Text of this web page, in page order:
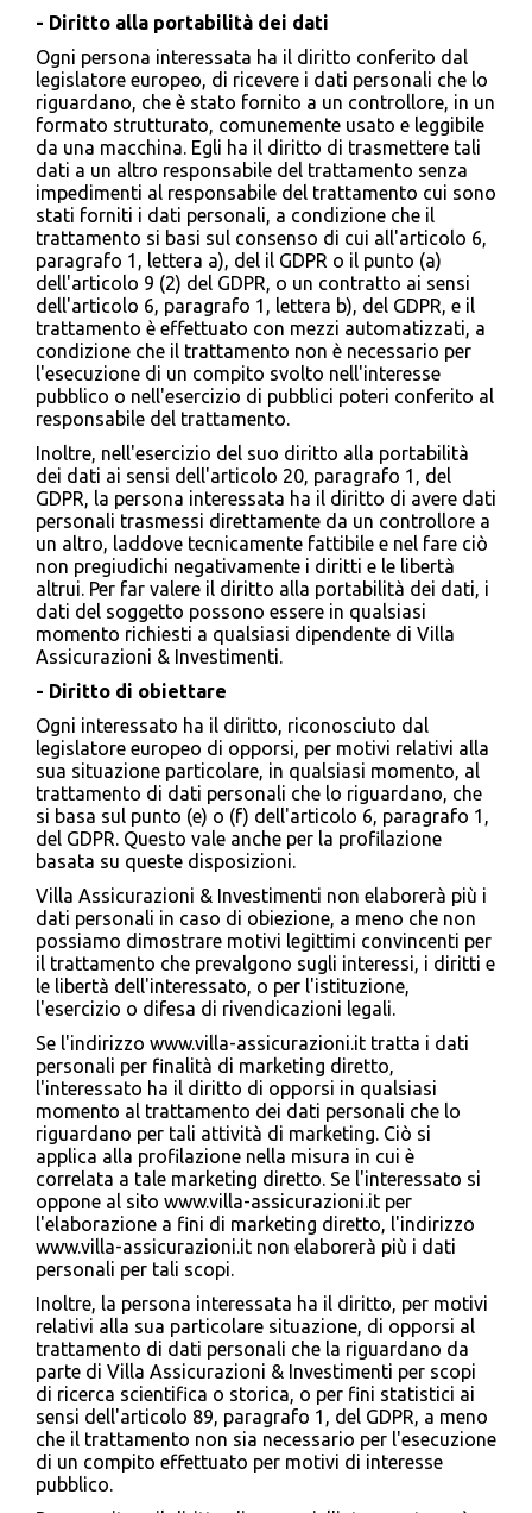
- Diritto alla portabilità dei dati
Ogni persona interessata ha il diritto conferito dal
legislatore europeo, di ricevere i dati personali che lo
riguardano, che è stato fornito a un controllore, in un
formato strutturato, comunemente usato e leggibile
da una macchina. Egli ha il diritto di trasmettere tali
dati a un altro responsabile del trattamento senza
impedimenti al responsabile del trattamento cui sono
stati forniti i dati personali, a condizione che il
trattamento si basi sul consenso di cui all'articolo 6,
paragrafo 1, lettera a), del il GDPR o il punto (a)
dell'articolo 9 (2) del GDPR, o un contratto ai sensi
dell'articolo 6, paragrafo 1, lettera b), del GDPR, e il
trattamento è effettuato con mezzi automatizzati, a
condizione che il trattamento non è necessario per
l'esecuzione di un compito svolto nell'interesse
pubblico o nell'esercizio di pubblici poteri conferito al
responsabile del trattamento.
Inoltre, nell'esercizio del suo diritto alla portabilità
dei dati ai sensi dell'articolo 20, paragrafo 1, del
GDPR, la persona interessata ha il diritto di avere dati
personali trasmessi direttamente da un controllore a
un altro, laddove tecnicamente fattibile e nel fare ciò
non pregiudichi negativamente i diritti e le libertà
altrui. Per far valere il diritto alla portabilità dei dati, i
dati del soggetto possono essere in qualsiasi
momento richiesti a qualsiasi dipendente di Villa
Assicurazioni & Investimenti.
- Diritto di obiettare
Ogni interessato ha il diritto, riconosciuto dal
legislatore europeo di opporsi, per motivi relativi alla
sua situazione particolare, in qualsiasi momento, al
trattamento di dati personali che lo riguardano, che
si basa sul punto (e) o (f) dell'articolo 6, paragrafo 1,
del GDPR. Questo vale anche per la profilazione
basata su queste disposizioni.
Villa Assicurazioni & Investimenti non elaborerà più i
dati personali in caso di obiezione, a meno che non
possiamo dimostrare motivi legittimi convincenti per
il trattamento che prevalgono sugli interessi, i diritti e
le libertà dell'interessato, o per l'istituzione,
l'esercizio o difesa di rivendicazioni legali.
Se l'indirizzo www.villa-assicurazioni.it tratta i dati
personali per finalità di marketing diretto,
l'interessato ha il diritto di opporsi in qualsiasi
momento al trattamento dei dati personali che lo
riguardano per tali attività di marketing. Ciò si
applica alla profilazione nella misura in cui è
correlata a tale marketing diretto. Se l'interessato si
oppone al sito www.villa-assicurazioni.it per
l'elaborazione a fini di marketing diretto, l'indirizzo
www.villa-assicurazioni.it non elaborerà più i dati
personali per tali scopi.
Inoltre, la persona interessata ha il diritto, per motivi
relativi alla sua particolare situazione, di opporsi al
trattamento di dati personali che la riguardano da
parte di Villa Assicurazioni & Investimenti per scopi
di ricerca scientifica o storica, o per fini statistici ai
sensi dell'articolo 89, paragrafo 1, del GDPR, a meno
che il trattamento non sia necessario per l'esecuzione
di un compito effettuato per motivi di interesse
pubblico.